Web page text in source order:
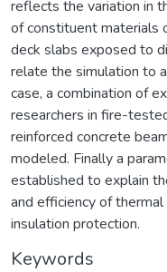
reflects the variation in
of constituent materials
deck slabs exposed to
relate the simulation to
case, a combination of
researchers in fire-
reinforced concrete
modeled. Finally a
established to explain
and efficiency of thermal
insulation protection.
Keywords